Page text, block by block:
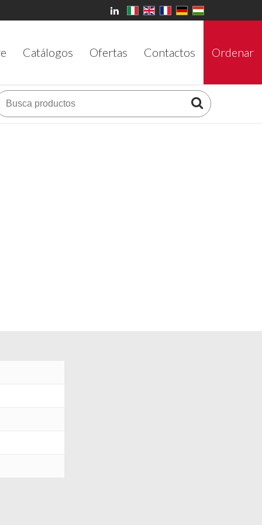
Catálogos Ofertas Contactos Ordenar